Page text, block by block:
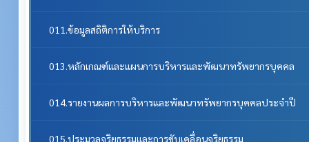
011.ข้อมูลสถิติการให้บริการ
013.หลักเกณฑ์และแผนการบริหารและพัฒนาทรัพยากรบุคคล
014.รายงานผลการบริหารและพัฒนาทรัพยากรบุคคลประจําปี
015.ประมวลจริยธรรมและการขับเคลื่อนจริยธรรม